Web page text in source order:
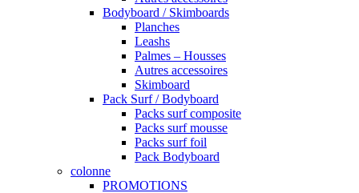
Bodyboard / Skimboards
Planches
Leashs
Palmes – Housses
Autres accessoires
Skimboard
Pack Surf / Bodyboard
Packs surf composite
Packs surf mousse
Packs surf foil
Pack Bodyboard
colonne
PROMOTIONS